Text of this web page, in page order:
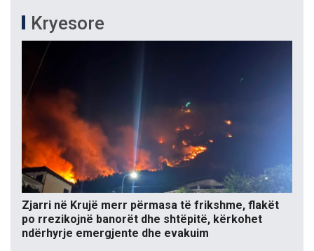
Kryesore
Zjarri në Krujë merr përmasa të frikshme, flakët
po rrezikojnë banorët dhe shtëpitë, kërkohet
ndërhyrje emergjente dhe evakuim